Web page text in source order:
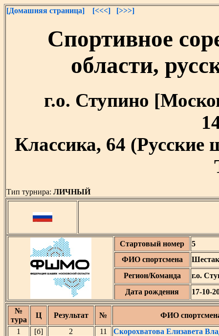
[Домашняя страница] [<<<] [>>>]
Спортивное
области,
г.о. Ступино
Классика, 64
Тип турнира: ЛИЧНЫЙ
Стартовый номер
5
ФИО спортсмена
Регион/Команда
г.о.
Дата рождения
17-10-
№
тура
Ц Результат №
ФИО
1
[б] 2 11
Скорохватова Елизавета